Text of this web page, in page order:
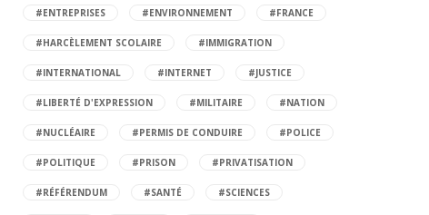
#ENTREPRISES #ENVIRONNEMENT #FRANCE
#HARCÈLEMENT SCOLAIRE #IMMIGRATION
#INTERNATIONAL #INTERNET #JUSTICE
#LIBERTÉ D'EXPRESSION #MILITAIRE #NATION
#NUCLÉAIRE #PERMIS DE CONDUIRE #POLICE
#POLITIQUE #PRISON #PRIVATISATION
#RÉFÉRENDUM #SANTÉ #SCIENCES